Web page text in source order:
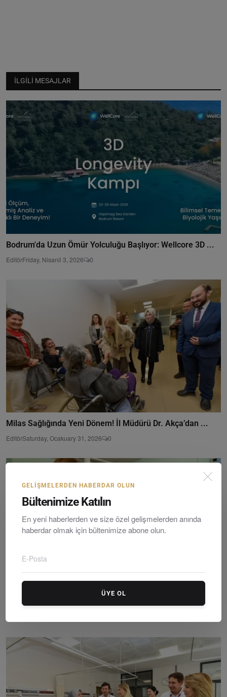
İLGILI MESAJLAR
Bodrum'da Uzun Ömür Yolculuğu Başlıyor: Wellcore 3D ...
EditörFriday, Nisanil 3, 2026 0
Milas Sağlığında Yeni Dönem! İl Müdürü Dr. Akça’dan ...
EditörSaturday, Ocakuary 31, 2026 0
Muğla İl Sağlık Müdürü Dr. Eriş Başaran Akça’dan Bod...
GELIŞMELERDEN HABERDAR OLUN
Bültenimize Katılın
En yeni haberlerden ve size özel gelişmelerden anında
haberdar olmak için bültenimize abone olun.
ÜYE OL